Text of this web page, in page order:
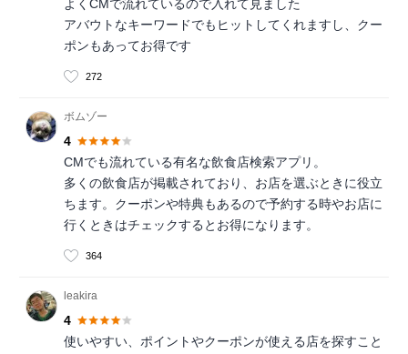
よくCMで流れているので入れて見ました
アバウトなキーワードでもヒットしてくれますし、クー
ポンもあってお得です
272
ボムゾー
4
CMでも流れている有名な飲食店検索アプリ。
多くの飲食店が掲載されており、お店を選ぶときに役立
ちます。クーポンや特典もあるので予約する時やお店に
行くときはチェックするとお得になります。
364
leakira
4
使いやすい、ポイントやクーポンが使える店を探すこと